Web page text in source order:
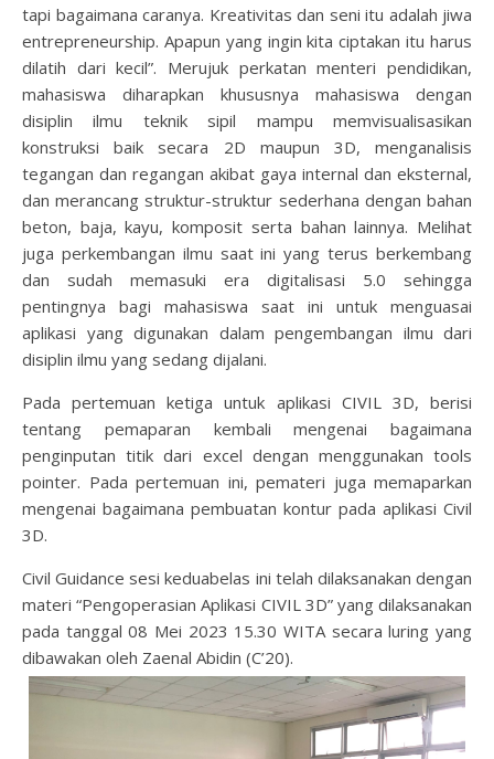
tapi bagaimana caranya. Kreativitas dan seni itu adalah jiwa
entrepreneurship. Apapun yang ingin kita ciptakan itu harus
dilatih dari kecil”. Merujuk perkatan menteri pendidikan,
mahasiswa diharapkan khususnya mahasiswa dengan
disiplin ilmu teknik sipil mampu memvisualisasikan
konstruksi baik secara 2D maupun 3D, menganalisis
tegangan dan regangan akibat gaya internal dan eksternal,
dan merancang struktur-struktur sederhana dengan bahan
beton, baja, kayu, komposit serta bahan lainnya. Melihat
juga perkembangan ilmu saat ini yang terus berkembang
dan sudah memasuki era digitalisasi 5.0 sehingga
pentingnya bagi mahasiswa saat ini untuk menguasai
aplikasi yang digunakan dalam pengembangan ilmu dari
disiplin ilmu yang sedang dijalani.
Pada pertemuan ketiga untuk aplikasi CIVIL 3D, berisi
tentang pemaparan kembali mengenai bagaimana
penginputan titik dari excel dengan menggunakan tools
pointer. Pada pertemuan ini, pemateri juga memaparkan
mengenai bagaimana pembuatan kontur pada aplikasi Civil
3D.
Civil Guidance sesi keduabelas ini telah dilaksanakan dengan
materi “Pengoperasian Aplikasi CIVIL 3D” yang dilaksanakan
pada tanggal 08 Mei 2023 15.30 WITA secara luring yang
dibawakan oleh Zaenal Abidin (C’20).